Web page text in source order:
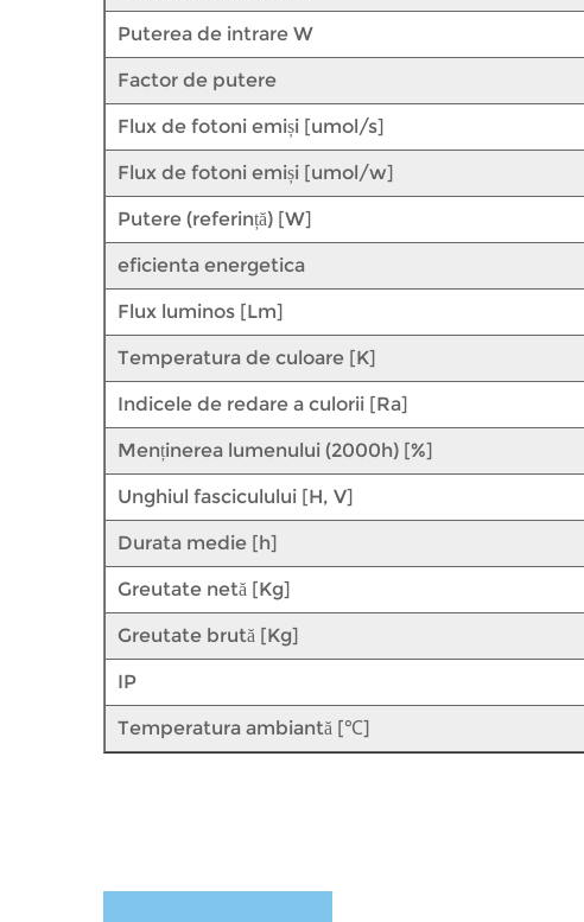
Puterea de intrare W
Factor de putere
Flux de fotoni emiși [umol/s]
Flux de fotoni emiși [umol/w]
Putere (referință) [W]
eficienta energetica
Flux luminos [Lm]
Temperatura de culoare [K]
Indicele de redare a culorii [Ra]
Menținerea lumenului (2000h) [%]
Unghiul fasciculului [H, V]
Durata medie [h]
Greutate netă [Kg]
Greutate brută [Kg]
IP
Temperatura ambiantă [℃]